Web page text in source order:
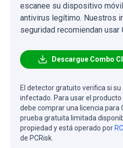
escanee su dispositivo
antivirus legítimo. Nuestros
seguridad recomiendan usar
Descargue Combo
El detector gratuito verifica si
infectado. Para usar el
debe comprar una licencia para
prueba gratuita limitada
propiedad y está operado por
de PCRisk.